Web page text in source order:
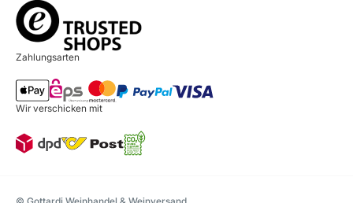
Zahlungsarten
Wir verschicken mit